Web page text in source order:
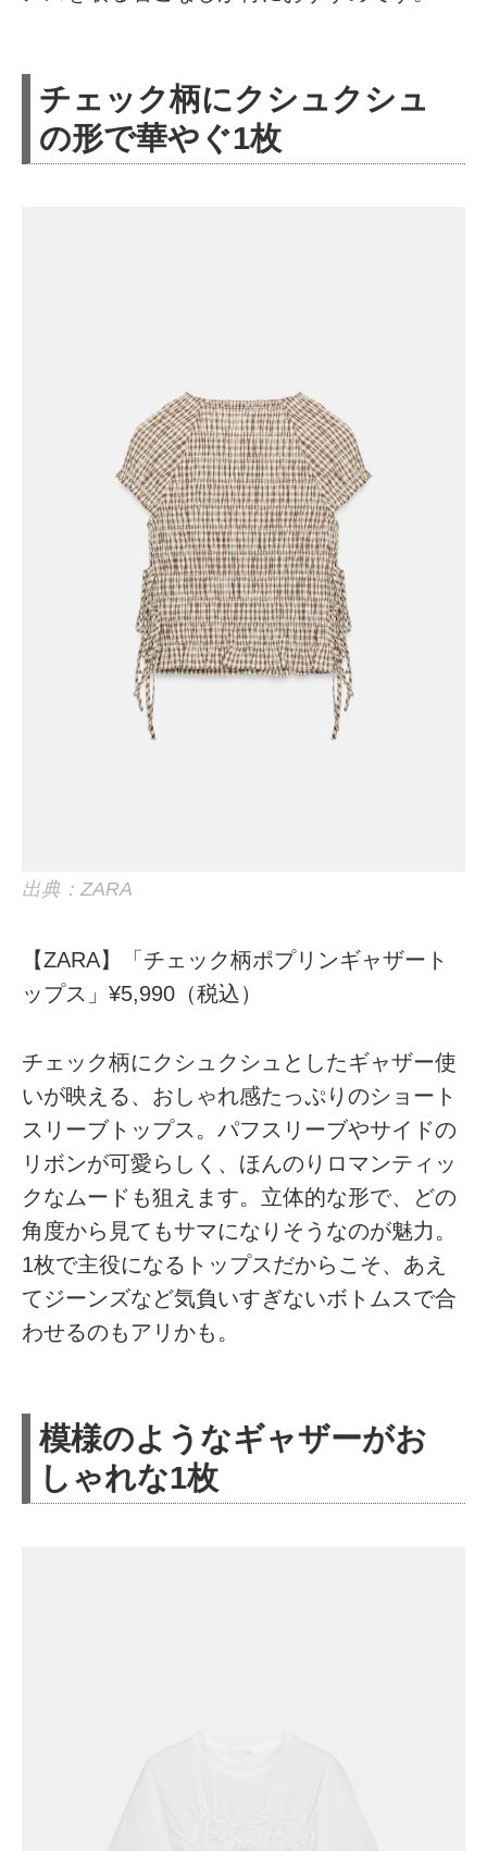
チェック柄にクシュクシュ
の形で華やぐ1枚
出典：ZARA
【ZARA】「チェック柄ポプリンギャザート
ップス」¥5,990（税込）
チェック柄にクシュクシュとしたギャザー使
いが映える、おしゃれ感たっぷりのショート
スリーブトップス。パフスリーブやサイドの
リボンが可愛らしく、ほんのりロマンティッ
クなムードも狙えます。立体的な形で、どの
角度から見てもサマになりそうなのが魅力。
1枚で主役になるトップスだからこそ、あえ
てジーンズなど気負いすぎないボトムスで合
わせるのもアリかも。
模様のようなギャザーがお
しゃれな1枚